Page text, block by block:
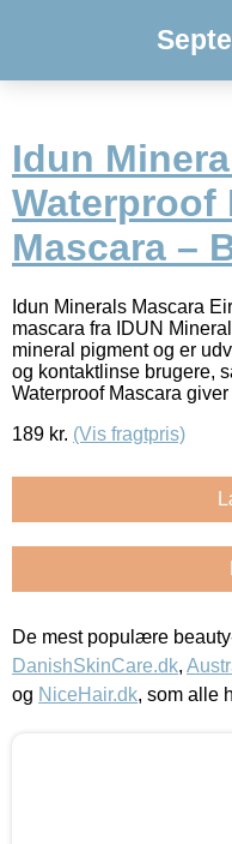
Idun
Waterproof
Mascara –
Idun Minerals Mascara
mascara fra IDUN
mineral pigment og er
og kontaktlinse brugere,
Waterproof Mascara
189 kr. (Vis fragtpris)
De mest populære
DanishSkinCare.dk,
og NiceHair.dk, som alle